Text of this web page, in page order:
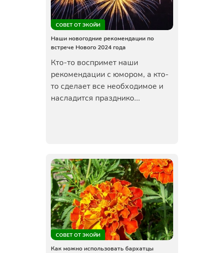
СОВЕТ ОТ ЭКОЙИ
Наши новогодние рекомендации по
встрече Нового 2024 года
Кто-то воспримет наши
рекомендации с юмором, а кто-
то сделает все необходимое и
насладится празднико...
СОВЕТ ОТ ЭКОЙИ
Как можно использовать бархатцы